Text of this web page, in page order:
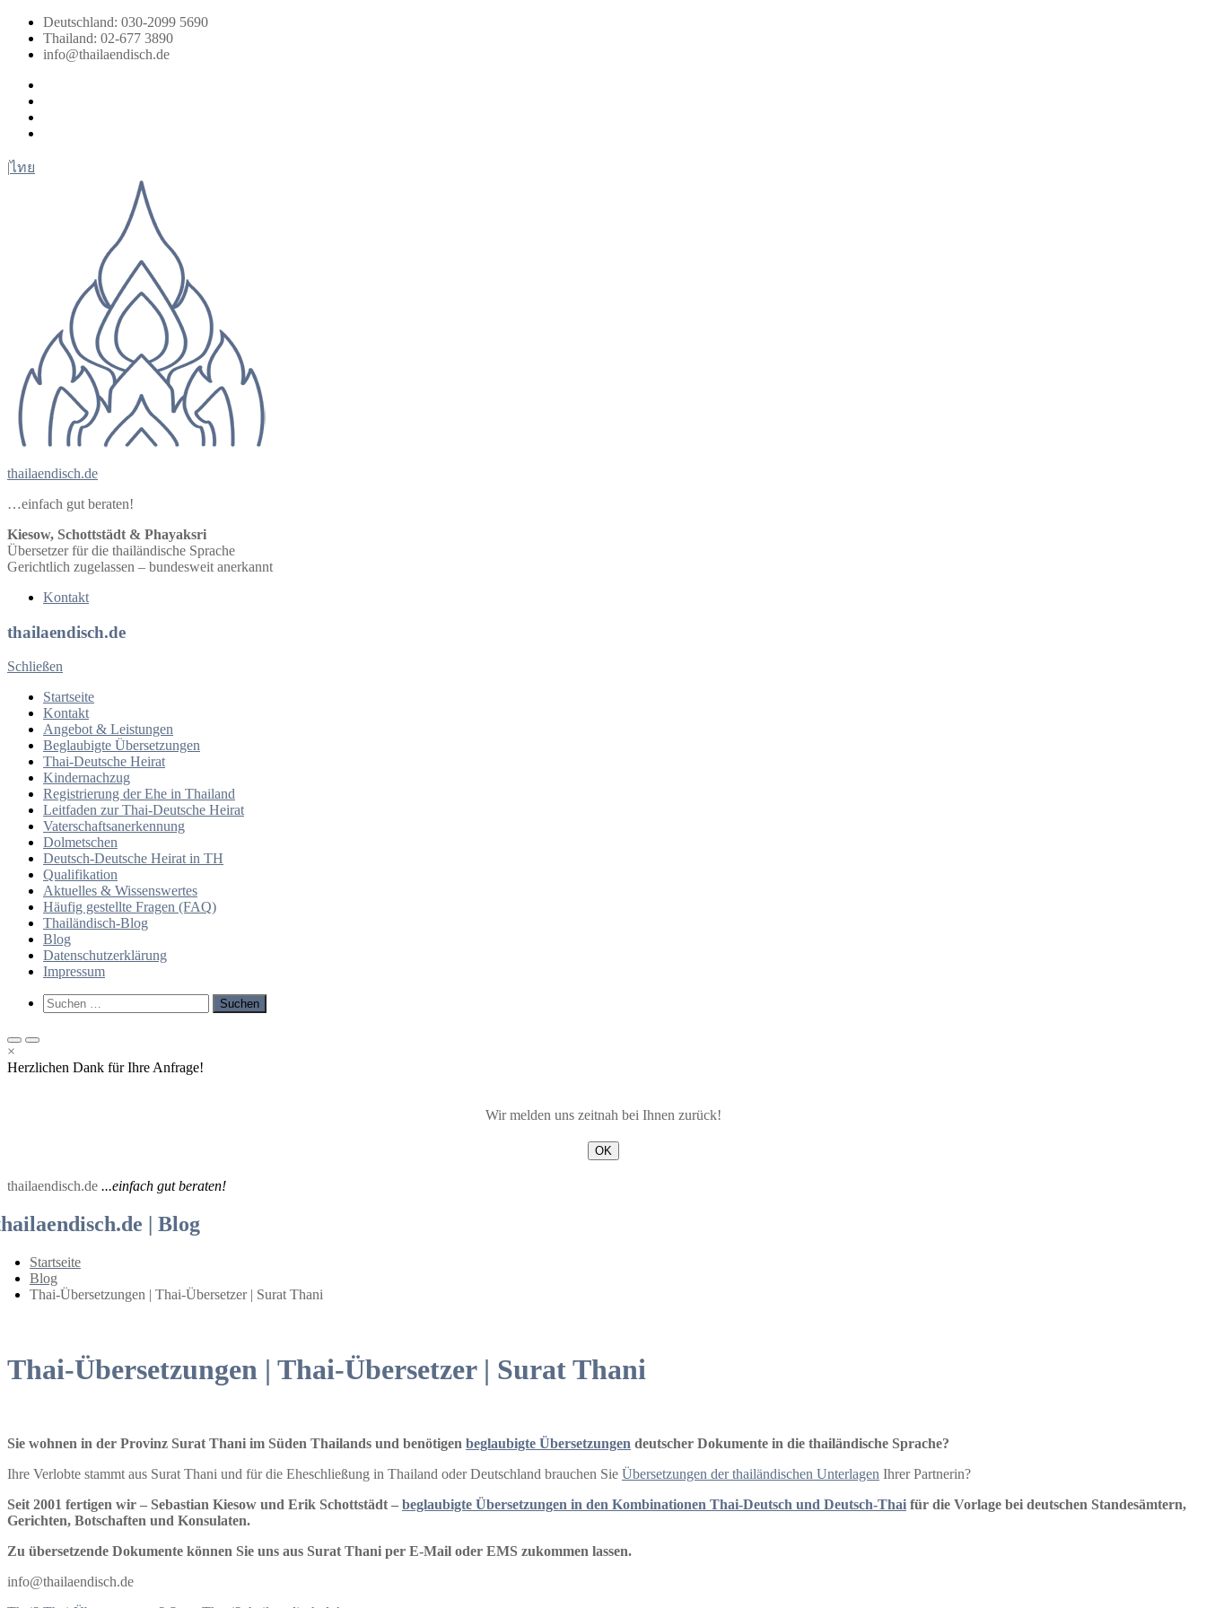
Zum
Inhalt
springen
Deutschland: 030-2099 5690
Thailand: 02-677 3890
info@thailaendisch.de
|ไทย
thailaendisch.de
…einfach gut beraten!
Kiesow, Schottstädt & Phayaksri
Übersetzer für die thailändische Sprache
Gerichtlich zugelassen – bundesweit anerkannt
Kontakt
thailaendisch.de
Schließen
Startseite
Kontakt
Angebot & Leistungen
Beglaubigte Übersetzungen
Thai-Deutsche Heirat
Kindernachzug
Registrierung der Ehe in Thailand
Leitfaden zur Thai-Deutsche Heirat
Vaterschaftsanerkennung
Dolmetschen
Deutsch-Deutsche Heirat in TH
Qualifikation
Aktuelles & Wissenswertes
Häufig gestellte Fragen (FAQ)
Thailändisch-Blog
Blog
Datenschutzerklärung
Impressum
Such-
Formular
Suchen
nach:
Primäres
Menü
für
Primäres
Menü
für
×
Herzlichen Dank für Ihre Anfrage!
Wir melden uns zeitnah bei Ihnen zurück!
OK
thailaendisch.de ...einfach gut beraten!
| Blog
Startseite
Blog
Thai-Übersetzungen | Thai-Übersetzer | Surat Thani
Thai-Übersetzungen | Thai-Übersetzer | Surat Thani
Sie wohnen in der Provinz Surat Thani im Süden Thailands und benötigen beglaubigte Übersetzungen deutscher Dokumente in die thailändische Sprache?
Ihre Verlobte stammt aus Surat Thani und für die Eheschließung in Thailand oder Deutschland brauchen Sie Übersetzungen der thailändischen Unterlagen Ihrer Partnerin?
Seit 2001 fertigen wir – Sebastian Kiesow und Erik Schottstädt – beglaubigte Übersetzungen in den Kombinationen Thai-Deutsch und Deutsch-Thai für die Vorlage bei deutschen Standesämtern,
Gerichten, Botschaften und Konsulaten.
Zu übersetzende Dokumente können Sie uns aus Surat Thani per E-Mail oder EMS zukommen lassen.
info@thailaendisch.de